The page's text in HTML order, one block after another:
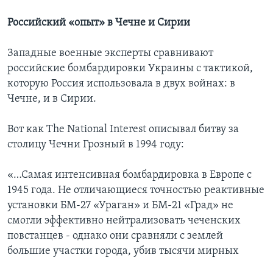
Российский «опыт» в Чечне и Сирии
Западные военные эксперты сравнивают
российские бомбардировки Украины с тактикой,
которую Россия использовала в двух войнах: в
Чечне, и в Сирии.
Вот как The National Interest описывал битву за
столицу Чечни Грозный в 1994 году:
«…Самая интенсивная бомбардировка в Европе с
1945 года. Не отличающиеся точностью реактивные
установки БМ-27 «Ураган» и БМ-21 «Град» не
смогли эффективно нейтрализовать чеченских
повстанцев - однако они сравняли с землей
большие участки города, убив тысячи мирных